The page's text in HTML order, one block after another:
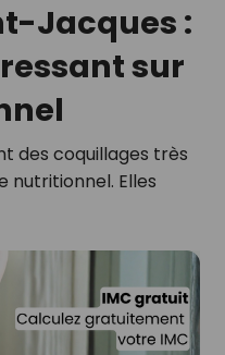
Jacques :
sur
des coquillages très
nutritionnel. Elles